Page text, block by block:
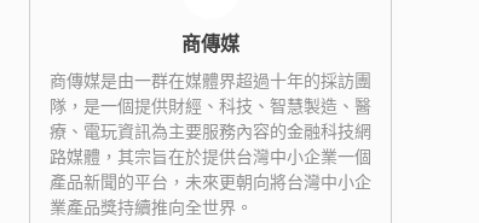
商傳媒
商傳媒是由一群在媒體界超過十年的採訪團
隊，是一個提供財經、科技、智慧製造、醫
療、電玩資訊為主要服務內容的金融科技網
路媒體，其宗旨在於提供台灣中小企業一個
產品新聞的平台，未來更朝向將台灣中小企
業產品獎持續推向全世界。